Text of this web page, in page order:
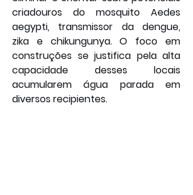
criadouros do mosquito Aedes
aegypti, transmissor da dengue,
zika e chikungunya. O foco em
construções se justifica pela alta
capacidade desses locais
acumularem água parada em
diversos recipientes.